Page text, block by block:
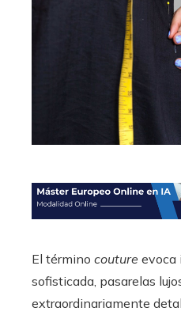
El término couture evoca
sofisticada, pasarelas
extraordinariamente